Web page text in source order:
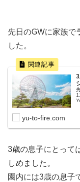
先日のGWに家族で
した。
yu-to-fire.com
3歳の息子にとって
しめました。
園内には3歳の息子